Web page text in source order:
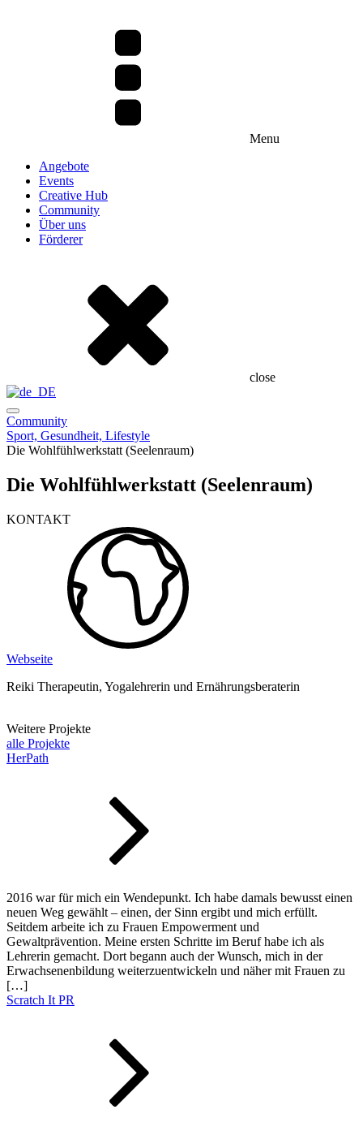
Menu
Angebote
Events
Creative Hub
Community
Über uns
Förderer
close
Community
Sport, Gesundheit, Lifestyle
Die Wohlfühlwerkstatt (Seelenraum)
Die Wohlfühlwerkstatt (Seelenraum)
KONTAKT
Webseite
Reiki Therapeutin, Yogalehrerin und Ernährungsberaterin
Weitere Projekte
alle Projekte
HerPath
2016 war für mich ein Wendepunkt. Ich habe damals bewusst einen
neuen Weg gewählt – einen, der Sinn ergibt und mich erfüllt.
Seitdem arbeite ich zu Frauen Empowerment und
Gewaltprävention. Meine ersten Schritte im Beruf habe ich als
Lehrerin gemacht. Dort begann auch der Wunsch, mich in der
Erwachsenenbildung weiterzuentwickeln und näher mit Frauen zu
[…]
Scratch It PR